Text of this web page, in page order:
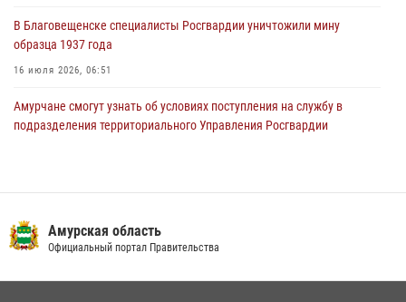
В Благовещенске специалисты Росгвардии уничтожили мину
образца 1937 года
16 июля 2026, 06:51
Амурчане смогут узнать об условиях поступления на службу в
подразделения территориального Управления Росгвардии
27 июля 2026, 06:28 2
Амурская область
Официальный портал Правительства